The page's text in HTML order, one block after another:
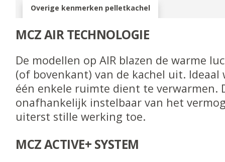
Overige kenmerken pelletkachel
MCZ AIR TECHNOLOGIE
De modellen op AIR blazen de warme
(of bovenkant) van de kachel uit. Ideaal
één enkele ruimte dient te verwarmen.
onafhankelijk instelbaar van het
uiterst stille werking toe.
MCZ ACTIVE+ SYSTEM